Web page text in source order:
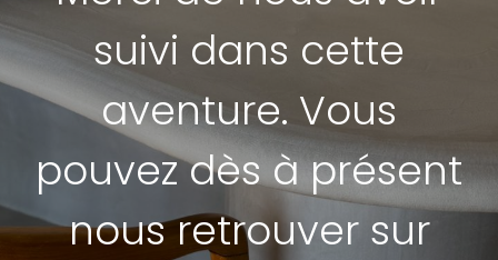
suivi dans cette
aventure. Vous
pouvez dès à présent
nous retrouver sur